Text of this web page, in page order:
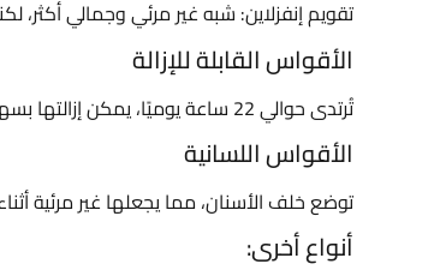
تقويم إنفزلاين: شبه غير مرئي وجمالي أكثر،
الأقواس القابلة للإزالة
تُرتدى حوالي 22 ساعة يوميًا، يمكن إزالتها بسهولة أثناء الأكل أو تنظيف الأسنان، مثالية للحالات البسيطة.
الأقواس اللسانية
توضع خلف الأسنان، مما يجعلها غير مرئية
أنواع أخرى: